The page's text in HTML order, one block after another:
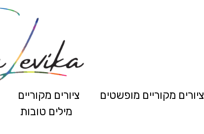
ציורים מקוריים מופשטים ציורים מקוריים
מילים טובות